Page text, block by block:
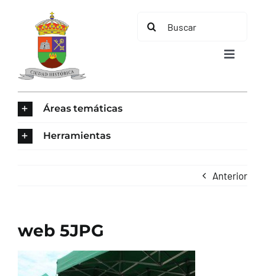
contenido
Buscar:
Toggle
Áreas temáticas
Herramientas
Anterior
web 5JPG